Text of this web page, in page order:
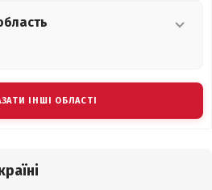
ІНШІ ОБЛАСТІ